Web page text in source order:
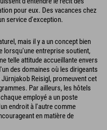
pour eux. Des vacances chez
service d'exception.
mais il y a un concept bien
lorsqu'une entreprise soutient,
telle attitude accueillante envers
des domaines où les dirigeants
Reisigl, promeuvent cet
Par ailleurs, les hôtels
employé a un poste
endroit à l'autre comme
en matière de